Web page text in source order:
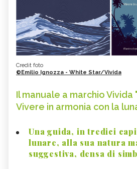
Credit foto
©Emilio Ignozza - White Star/Vivida
Il manuale a marchio Vivida
Vivere in armonia con la
Una guida, in tredici
lunare, alla sua natura
suggestiva, densa di